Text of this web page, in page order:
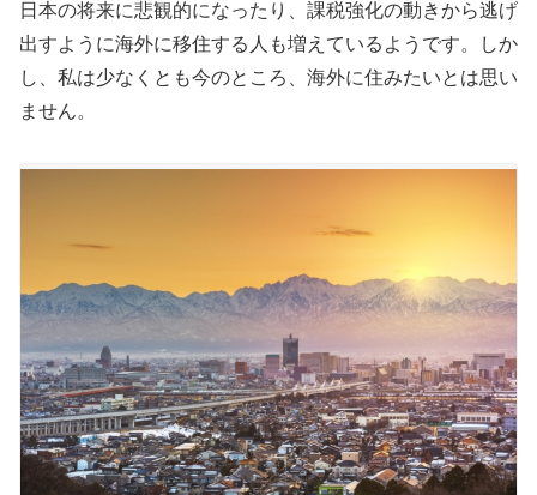
日本の将来に悲観的になったり、課税強化の動きから逃げ
出すように海外に移住する人も増えているようです。しか
し、私は少なくとも今のところ、海外に住みたいとは思い
ません。